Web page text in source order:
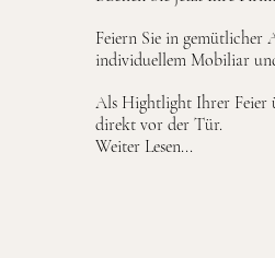
Feiern Sie in gemütlicher
individuellem Mobiliar
Als Hightlight Ihrer Feier
direkt vor der Tür.
Weiter Lesen...